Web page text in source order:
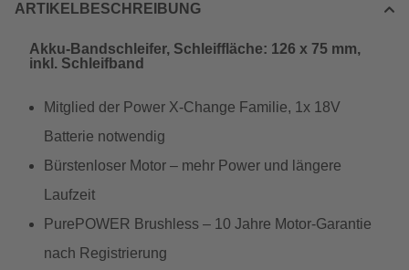
ARTIKELBESCHREIBUNG
Akku-Bandschleifer, Schleiffläche: 126 x 75 mm,
inkl. Schleifband
Mitglied der Power X-Change Familie, 1x 18V
Batterie notwendig
Bürstenloser Motor – mehr Power und längere
Laufzeit
PurePOWER Brushless – 10 Jahre Motor-Garantie
nach Registrierung